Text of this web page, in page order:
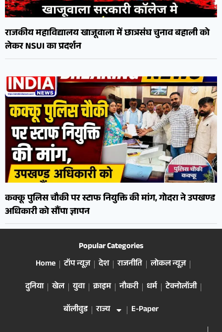
राजकीय महाविद्यालय खाजूवाला में छात्रसंघ चुनाव बहाली को
लेकर NSUI का प्रदर्शन
कक्कू पुलिस चौकी पर स्टाफ नियुक्ति की मांग, गोदरा ने उपखण्ड
अधिकारी को सौंपा ज्ञापन
Popular Categories
Home
टॉप न्यूज़ देश राजनीति
लोकल न्यूज़
दुनिया
खेल युवा क्राइम नौकरी धर्म
टेक्नोलॉजी
बॉलीवुड
राज्य E-Paper